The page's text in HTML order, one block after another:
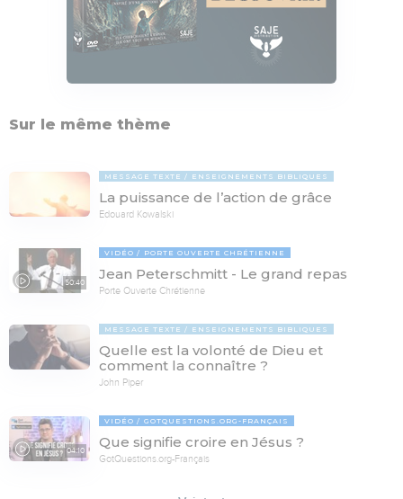
Sur le même thème
MESSAGE TEXTE ENSEIGNEMENTS BIBLIQUES
La puissance de l’action de grâce
Edouard Kowalski
50:40
VIDÉO PORTE OUVERTE CHRÉTIENNE
Jean Peterschmitt - Le grand repas
Porte Ouverte Chrétienne
MESSAGE TEXTE ENSEIGNEMENTS BIBLIQUES
Quelle est la volonté de Dieu et
comment la connaître ?
John Piper
04:10
VIDÉO GOTQUESTIONS.ORG-FRANÇAIS
Que signifie croire en Jésus ?
GotQuestions.org-Français